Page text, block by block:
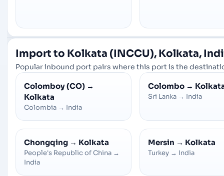
Import to Kolkata (INCCU), Kolkata,
Popular inbound port pairs where this port is the
Colomboy (CO) →
Kolkata
Colombia → India
Colombo →
Sri Lanka → India
Chongqing → Kolkata
People's Republic of China →
India
Mersin → Kolkata
Turkey → India